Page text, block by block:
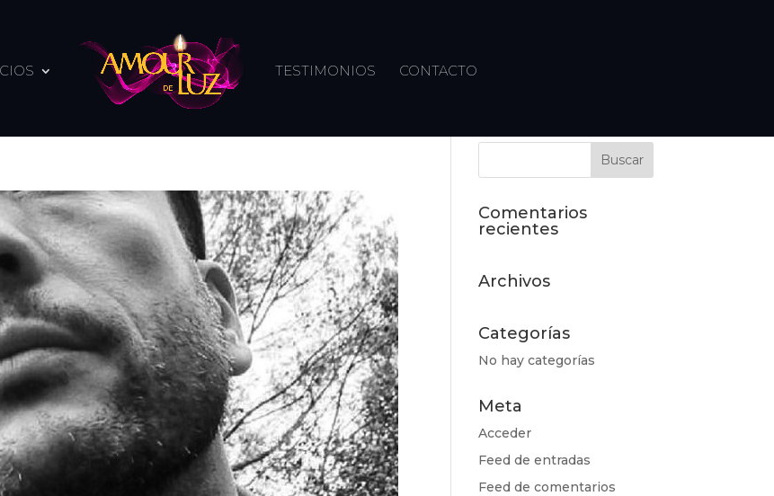
TESTIMONIOS CONTACTO
Comentarios
recientes
Archivos
Categorías
No hay categorías
Meta
Acceder
Feed de entradas
Feed de comentarios